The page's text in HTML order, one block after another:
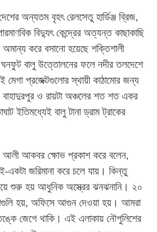
অন্যতম বৃহৎ রেলসেতু হার্ডিঞ্জ ব্রিজ,
বিদ্যুৎ কেন্দ্রের অত্যন্ত কাছাকাছি
অমান্য করে বসানো হয়েছে শক্তিশালী
ঘনফুট বালু উত্তোলনের ফলে নদীর তলদেশে
মেগা প্রজেক্টগুলোর স্থায়ী কাঠামোর জন্য
ও রায়টা অঞ্চলের শত শত একর
ইতিমধ্যেই বালু টানা ড্রাম ট্রাকের
মো. আলী আকবর ক্ষোভ প্রকাশ করে বলেন,
একটা জরিমানা করে চলে যায়। কিন্তু
শুরু হয় আধুনিক অস্ত্রের ঝনঝনানি। ২০
হয়, অফিসে আগুন দেওয়া হয়। আমরা
জেগে থাকি। এই এলাকায় নৌপুলিশের